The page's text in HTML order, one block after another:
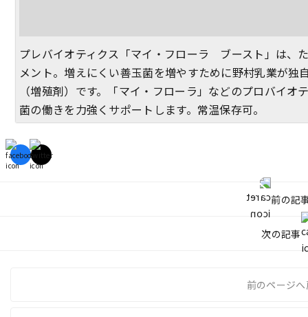
プレバイオティクス「マイ・フローラ ブースト」は、
メント。増えにくい善玉菌を増やすために野村乳業が独
（増殖剤）です。「マイ・フローラ」などのプロバイ
菌の働きを力強くサポートします。常温保存可。
前の記
次の記事
前のページ